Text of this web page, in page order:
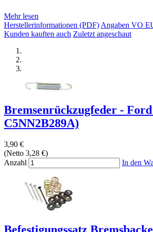
Mehr lesen
Herstellerinformationen (PDF)Angaben VO
Kunden kauften auch Zuletzt angeschaut
Bremsenrückzugfeder - Ford
C5NN2B289A)
3,90 €
(Netto 3,28 €)
Anzahl
In den